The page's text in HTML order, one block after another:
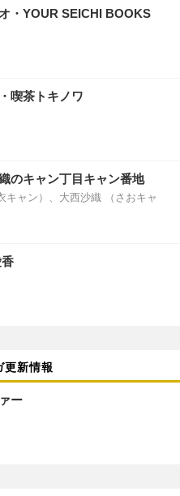
・YOUR SEICHI BOOKS
喫茶トキノワ
のキャン丁目キャン番地
キャン）、大西沙織 （さおキャ
更新情報
ー